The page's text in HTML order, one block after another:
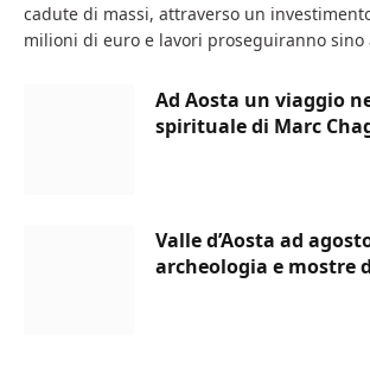
cadute di massi, attraverso un
milioni di euro e lavori proseguiranno sino
Ad Aosta un viaggio
spirituale di Marc
Valle d’Aosta ad
archeologia e mostre